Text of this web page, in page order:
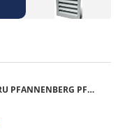
GRILA CU FILTRU PFANNENBERG PFA 10.000